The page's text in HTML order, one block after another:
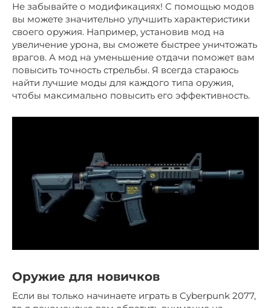
Не забывайте о модификациях! С помощью модов
вы можете значительно улучшить характеристики
своего оружия. Например, установив мод на
увеличение урона, вы сможете быстрее уничтожать
врагов. А мод на уменьшение отдачи поможет вам
повысить точность стрельбы. Я всегда стараюсь
найти лучшие моды для каждого типа оружия,
чтобы максимально повысить его эффективность.
Оружие для новичков
Если вы только начинаете играть в Cyberpunk 2077,